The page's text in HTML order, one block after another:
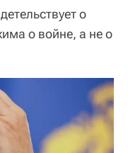
о
о войне, а не о